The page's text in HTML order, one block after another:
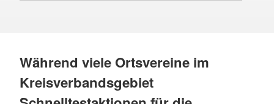
Während viele Ortsvereine im
Kreisverbandsgebiet